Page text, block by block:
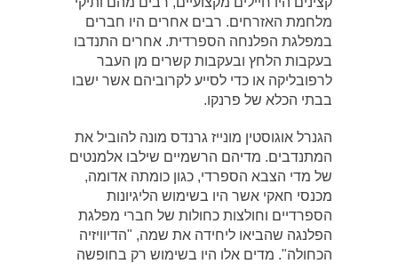
מלחמת האזרחים. רבים אחרים היו חברים
במפלגת הפלנחה הספרדית. אחרים התנדבו
בעקבות הלחץ ובעקבות קשרים מן העבר
לרפובליקה או כדי לסייע לקרוביהם אשר ישבו
בבתי הכלא של פרנקו.
הגנרל אוגוסטין מונייז גרנדס מונה להוביל את
המתנדבים. מדיהם הרשמיים שילבו אלמנטים
של מדי הצבא הספרדי, כגון כומתה אדומה,
מכנסי חאקי אשר היו בשימוש הליגיונות
הספרדיים וחולצות כחולות של חברי מפלגת
הפלנגה שהביאו ליחידה את שמה, "הדיוויזיה
הכחולה". מדים אלו היו בשימוש רק בחופשה